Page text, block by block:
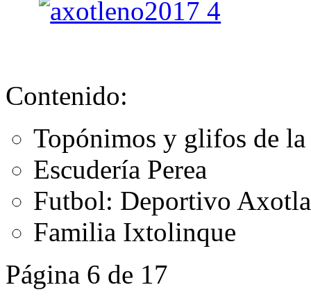
Contenido:
Topónimos y glifos de
Escudería Perea
Futbol: Deportivo Axotla
Familia Ixtolinque
Página 6 de 17